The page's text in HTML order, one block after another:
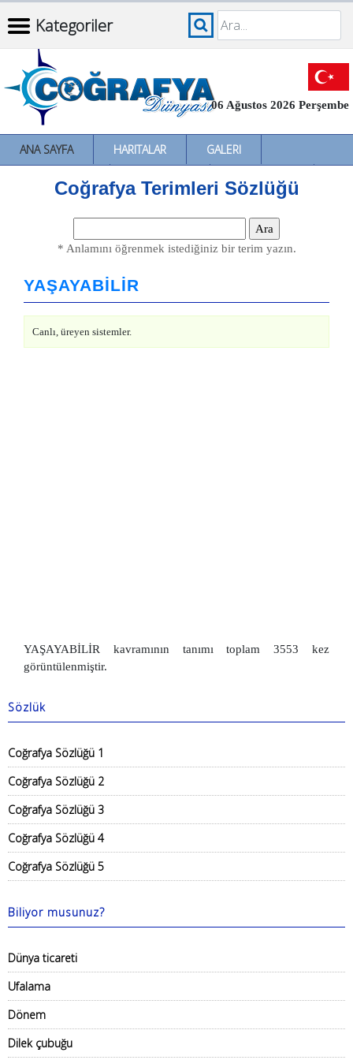
Kategoriler
06 Ağustos 2026 Perşembe
ANA SAYFA HARITALAR
GALERI
İNCELEMELER
SÖZLÜKLER İL İL TÜRKIYE
Coğrafya Terimleri Sözlüğü
* Anlamını öğrenmek istediğiniz bir terim yazın.
YAŞAYABİLİR
Canlı, üreyen sistemler.
YAŞAYABİLİR kavramının tanımı toplam 3553 kez
görüntülenmiştir.
Sözlük
Coğrafya Sözlüğü 1
Coğrafya Sözlüğü 2
Coğrafya Sözlüğü 3
Coğrafya Sözlüğü 4
Coğrafya Sözlüğü 5
Biliyor musunuz?
Dünya ticareti
Ufalama
Dönem
Dilek çubuğu